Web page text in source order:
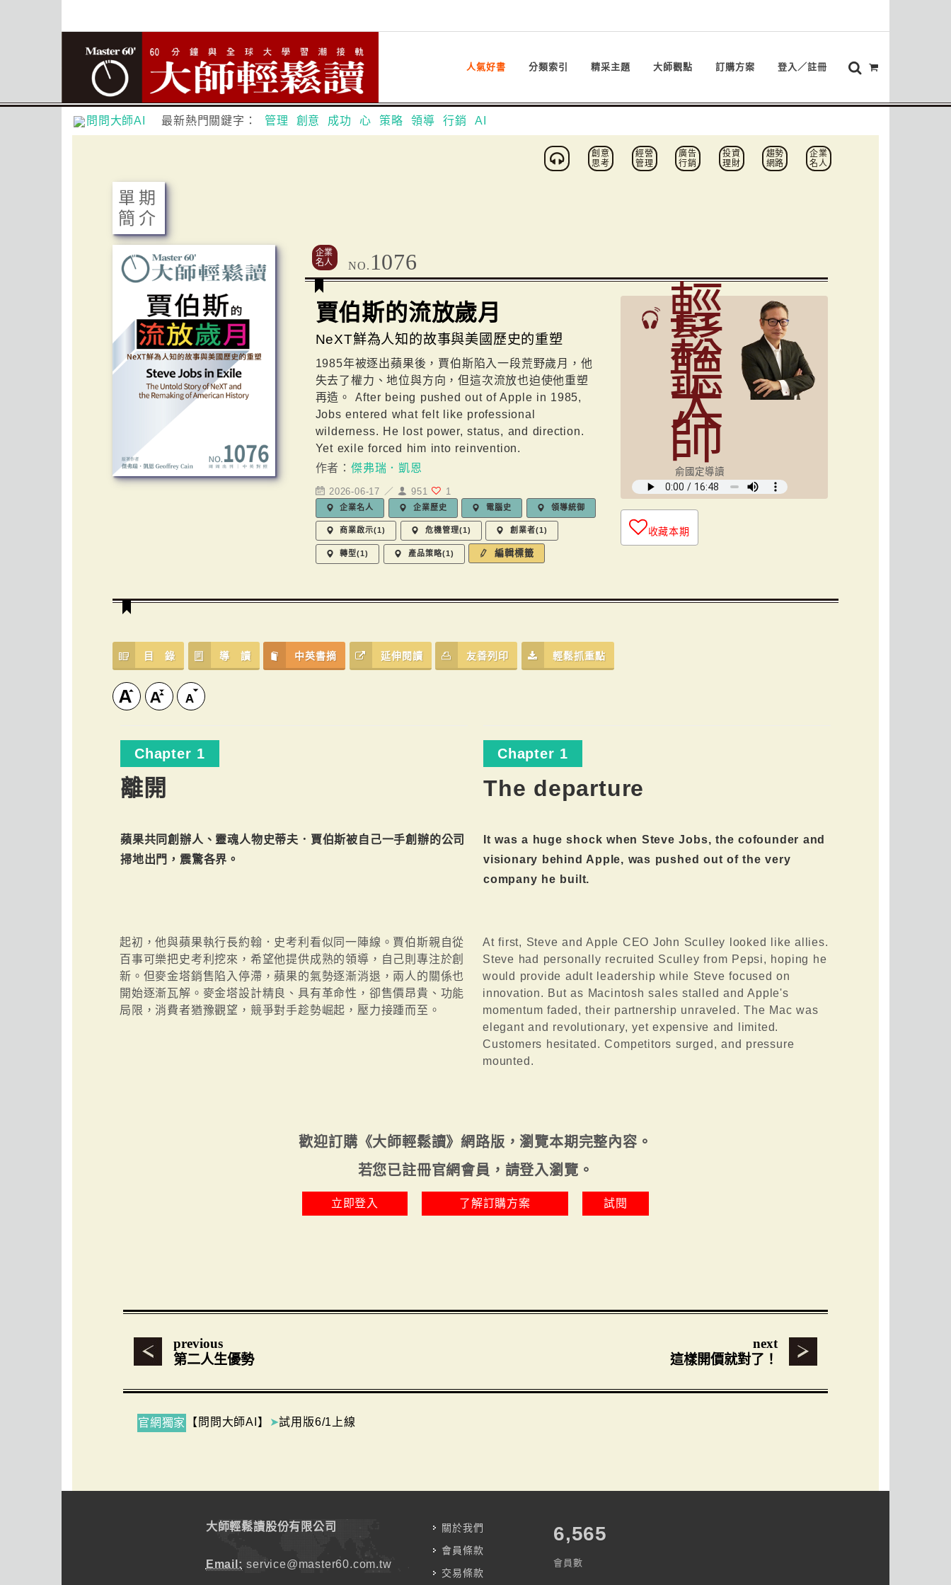
人氣好書 分類索引 精采主題 大師觀點 訂購方案 登入／註冊
問問大師AI 最新熱門關鍵字： 管理 創意 成功 心 策略 領導 行銷 AI
創意
思考
經營
管理
廣告
行銷
投資
理財
趨勢
網路
企業
名人
單期
簡介
企業
名人
NO. 1076
賈伯斯的流放歲月
NeXT鮮為人知的故事與美國歷史的重塑
1985年被逐出蘋果後，賈伯斯陷入一段荒野歲月，他
失去了權力、地位與方向，但這次流放也迫使他重塑
再造。 After being pushed out of Apple in 1985,
Jobs entered what felt like professional
wilderness. He lost power, status, and direction.
Yet exile forced him into reinvention.
作者： 傑弗瑞．凱恩
2026-06-17 ／ 951 1
企業名人 企業歷史 電腦史 領導統御
商業啟示(1) 危機管理(1) 創業者(1)
轉型(1) 產品策略(1) 編輯標籤
輕
鬆
聽
大
師
俞國定導讀
收藏本期
目 錄 導 讀 中英書摘 延伸閱讀 友善列印 輕鬆抓重點
Chapter 1
離開
蘋果共同創辦人、靈魂人物史蒂夫．賈伯斯被自己一手創辦的公司
掃地出門，震驚各界。
Chapter 1
The departure
It was a huge shock when Steve Jobs, the cofounder and
visionary behind Apple, was pushed out of the very
company he built.
起初，他與蘋果執行長約翰．史考利看似同一陣線。賈伯斯親自從
百事可樂把史考利挖來，希望他提供成熟的領導，自己則專注於創
新。但麥金塔銷售陷入停滯，蘋果的氣勢逐漸消退，兩人的關係也
開始逐漸瓦解。麥金塔設計精良、具有革命性，卻售價昂貴、功能
局限，消費者猶豫觀望，競爭對手趁勢崛起，壓力接踵而至。
At first, Steve and Apple CEO John Sculley looked like allies.
Steve had personally recruited Sculley from Pepsi, hoping he
would provide adult leadership while Steve focused on
innovation. But as Macintosh sales stalled and Apple's
momentum faded, their partnership unraveled. The Mac was
elegant and revolutionary, yet expensive and limited.
Customers hesitated. Competitors surged, and pressure
mounted.
歡迎訂購《大師輕鬆讀》網路版，瀏覽本期完整內容。
若您已註冊官網會員，請登入瀏覽。
立即登入 了解訂購方案 試閱
previous
第二人生優勢
next
這樣開價就對了！
官網獨家 【問問大師AI】 ➤試用版6/1上線
大師輕鬆讀股份有限公司
Email: service@master60.com.tw
關於我們
會員條款
交易條款
7,787
會員數